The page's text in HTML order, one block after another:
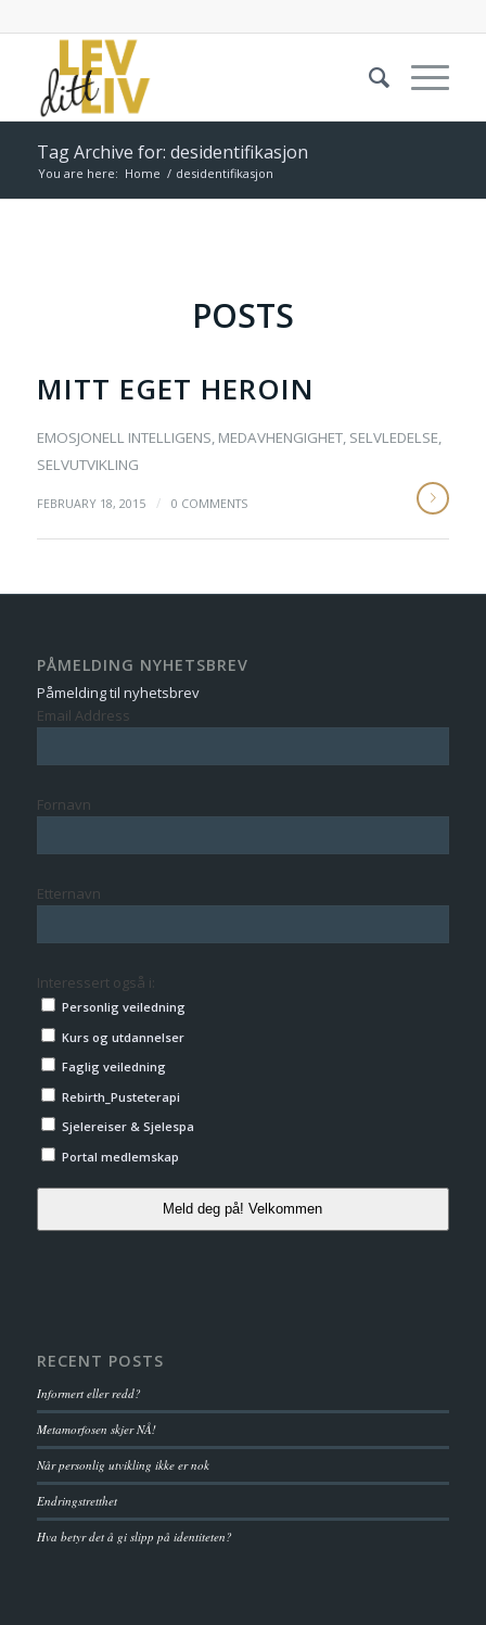
Tag Archive for: desidentifikasjon
You are here: Home / desidentifikasjon
POSTS
MITT EGET HEROIN
EMOSJONELL INTELLIGENS, MEDAVHENGIGHET, SELVLEDELSE,
SELVUTVIKLING
FEBRUARY 18, 2015 / 0 COMMENTS
PÅMELDING NYHETSBREV
Påmelding til nyhetsbrev
Email Address
Fornavn
Etternavn
Interessert også i:
Personlig veiledning
Kurs og utdannelser
Faglig veiledning
Rebirth_Pusteterapi
Sjelereiser & Sjelespa
Portal medlemskap
Meld deg på! Velkommen
RECENT POSTS
Informert eller redd?
Metamorfosen skjer NÅ!
Når personlig utvikling ikke er nok
Endringstretthet
Hva betyr det å gi slipp på identiteten?